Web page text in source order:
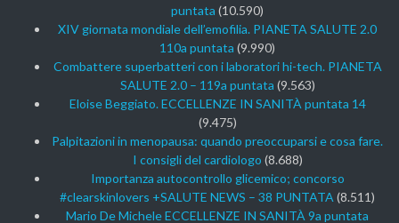
puntata (10.590)
XIV giornata mondiale dell’emofilia. PIANETA SALUTE 2.0
110a puntata (9.990)
Combattere superbatteri con i laboratori hi-tech. PIANETA
SALUTE 2.0 – 119a puntata (9.563)
Eloise Beggiato. ECCELLENZE IN SANITÀ puntata 14
(9.475)
Palpitazioni in menopausa: quando preoccuparsi e cosa fare.
I consigli del cardiologo (8.688)
Importanza autocontrollo glicemico; concorso
#clearskinlovers +SALUTE NEWS – 38 PUNTATA (8.511)
Mario De Michele ECCELLENZE IN SANITÀ 9a puntata